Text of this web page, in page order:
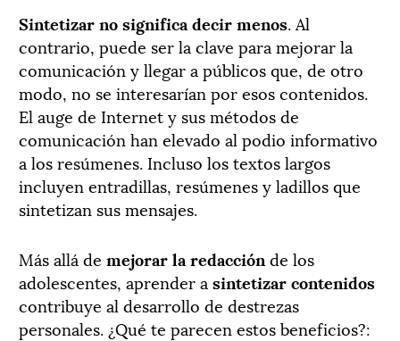
Sintetizar no significa decir menos. Al
contrario, puede ser la clave para mejorar la
comunicación y llegar a públicos que, de otro
modo, no se interesarían por esos contenidos.
El auge de Internet y sus métodos de
comunicación han elevado al podio informativo
a los resúmenes. Incluso los textos largos
incluyen entradillas, resúmenes y ladillos que
sintetizan sus mensajes.
Más allá de mejorar la redacción de los
adolescentes, aprender a sintetizar contenidos
contribuye al desarrollo de destrezas
personales. ¿Qué te parecen estos beneficios?: